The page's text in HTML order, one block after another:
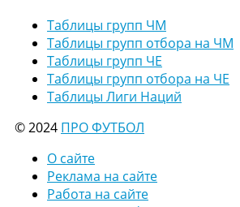
Таблицы групп ЧМ
Таблицы групп отбора на ЧМ
Таблицы групп ЧЕ
Таблицы групп отбора на ЧЕ
Таблицы Лиги Наций
© 2024 ПРО ФУТБОЛ
О сайте
Реклама на сайте
Работа на сайте